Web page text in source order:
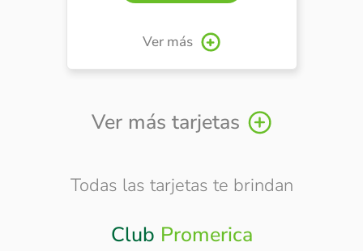
Ver más
Ver más tarjetas
Todas las tarjetas te brindan
Club Promerica
OtrosBeneficios